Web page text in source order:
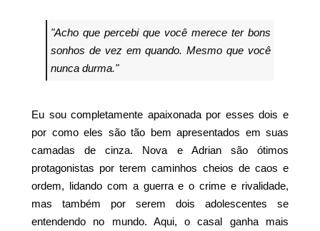
"Acho que percebi que você merece ter bons
sonhos de vez em quando. Mesmo que você
nunca durma."
Eu sou completamente apaixonada por esses dois e
por como eles são tão bem apresentados em suas
camadas de cinza. Nova e Adrian são ótimos
protagonistas por terem caminhos cheios de caos e
ordem, lidando com a guerra e o crime e rivalidade,
mas também por serem dois adolescentes se
entendendo no mundo. Aqui, o casal ganha mais